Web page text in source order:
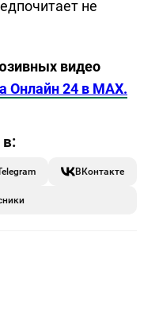
не
видео
Онлайн 24 в MAX.
ВКонтакте